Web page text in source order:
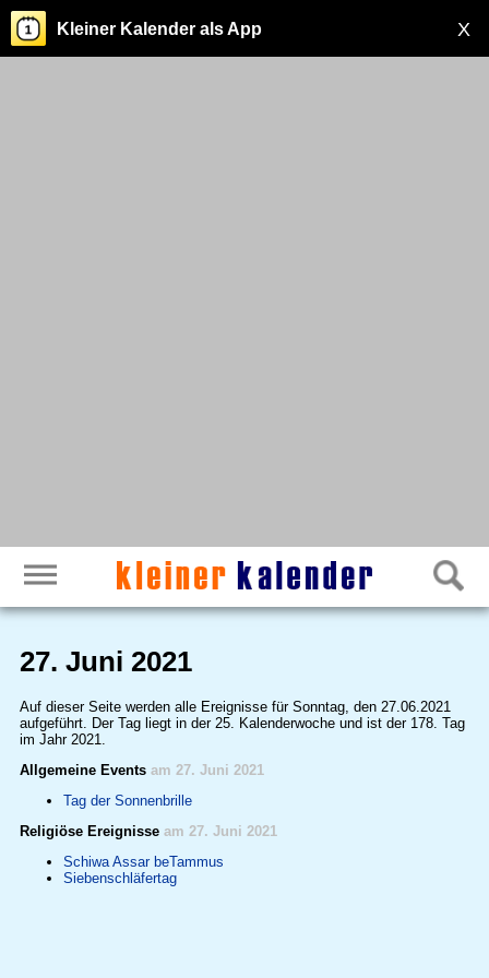
X
Kleiner Kalender als App
27. Juni 2021
Auf dieser Seite werden alle Ereignisse für Sonntag, den 27.06.2021
aufgeführt. Der Tag liegt in der 25. Kalenderwoche und ist der 178. Tag
im Jahr 2021.
Allgemeine Events am 27. Juni 2021
Tag der Sonnenbrille
Religiöse Ereignisse am 27. Juni 2021
Schiwa Assar beTammus
Siebenschläfertag